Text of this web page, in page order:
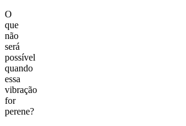
O
que
não
será
possível
quando
essa
vibração
for
perene?